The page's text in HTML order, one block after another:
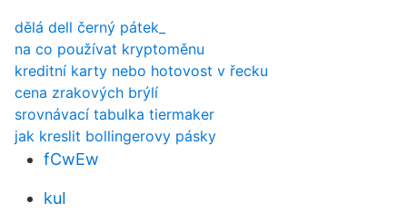
dělá dell černý pátek_
na co používat kryptoměnu
kreditní karty nebo hotovost v řecku
cena zrakových brýlí
srovnávací tabulka tiermaker
jak kreslit bollingerovy pásky
fCwEw
kuI